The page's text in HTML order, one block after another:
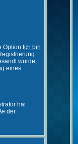
Option Ich bin
wurde,
eines
hat
der